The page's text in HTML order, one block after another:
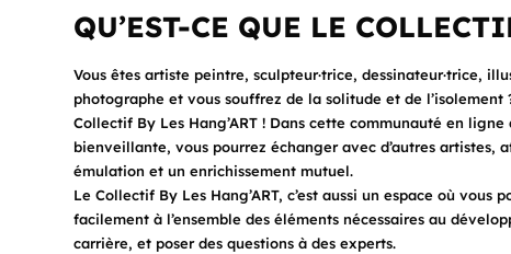
QU’EST-CE QUE LE
Vous êtes artiste peintre, sculpteur·trice, dessinateur·trice,
photographe et vous souffrez de la solitude et de l’isolement
Collectif By Les Hang’ART ! Dans cette communauté en
bienveillante, vous pourrez échanger avec d’autres artistes,
émulation et un enrichissement mutuel.
Le Collectif By Les Hang’ART, c’est aussi un espace où vous
facilement à l’ensemble des éléments nécessaires au
carrière, et poser des questions à des experts.